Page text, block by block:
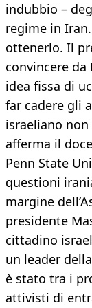
indubbio –
regime in
ottenerlo. Il
convincere da
idea fissa di
far cadere gli
israeliano
afferma il
Penn State
questioni
margine
presidente
cittadino
un leader
è stato tra i
attivisti di